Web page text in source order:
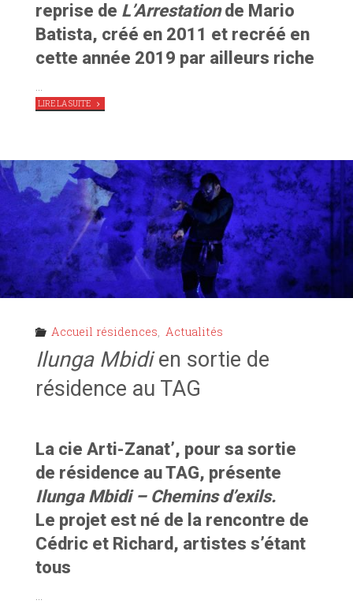
reprise de L’Arrestationde Mario
Batista, créé en 2011 et recréé en
cette année 2019 par ailleurs riche
LIRE LA SUITE" L’ARRESTATION
RÉPÉTITIONS
Accueil résidences, Actualités
Ilunga Mbidien sortie de
résidence au TAG
La cie Arti-Zanat’, pour sa sortie
de résidence au TAG, présente
Ilunga Mbidi – Chemins d’exils.
Le projet est né de la rencontre de
Cédric et Richard, artistes s’étant
tous
…